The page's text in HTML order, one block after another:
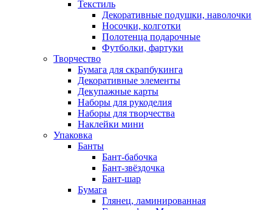
Текстиль
Декоративные подушки, наволочки
Носочки, колготки
Полотенца подарочные
Футболки, фартуки
Творчество
Бумага для скрапбукинга
Декоративные элементы
Декупажные карты
Наборы для рукоделия
Наборы для творчества
Наклейки мини
Упаковка
Банты
Бант-бабочка
Бант-звёздочка
Бант-шар
Бумага
Глянец, ламинированная